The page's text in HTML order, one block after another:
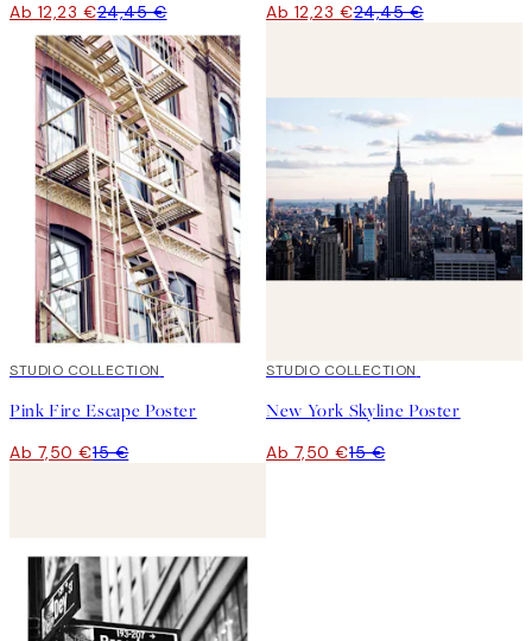
Ab 12,23 €24,45 € Ab 12,23 €24,45 €
50%*
STUDIO COLLECTION
Pink Fire Escape Poster
Ab 7,50 €15 €
50%*
STUDIO COLLECTION
New York Skyline Poster
Ab 7,50 €15 €